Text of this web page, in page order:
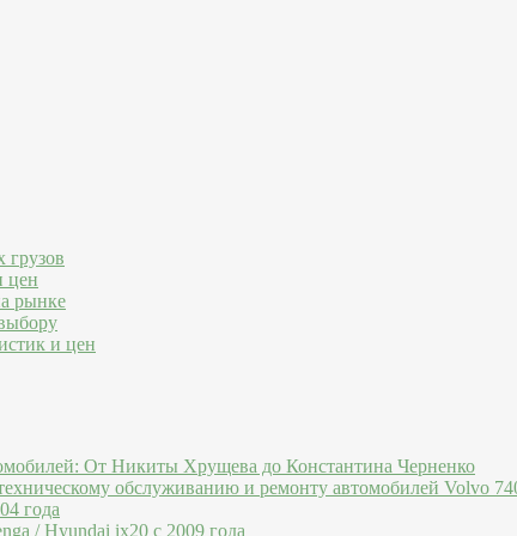
грузов
цен
рынке
и цен
От Никиты Хрущева до Константина Черненко
обслуживанию и ремонту автомобилей Volvo
года
/ Hyundai ix20 c 2009 года